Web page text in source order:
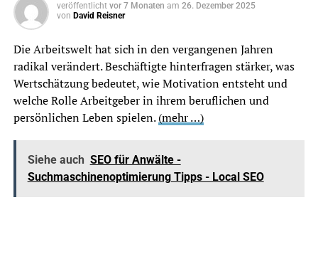
Sichtbarkeitsfaktor.
Bewertungen
schaffen Vertrauen und können die
Entscheidung für einen Betrieb stark
beeinflussen.
Lokale
Leistungsseiten
Jede wichtige Leistung sollte klar erklärt
werden: mit Ort, Problem, Lösung, Ablauf,
Vertrauen
Meisterbetrieb, Referenzen, Fotos, echte
Ansprechpartner, Zertifikate und
transparente Angaben sind für
veröffentlicht vor 7 Monaten am 26. Dezember 2025
von David Reisner
Die Arbeitswelt hat sich in den vergangenen Jahren
radikal verändert. Beschäftigte hinterfragen stärker, was
Wertschätzung bedeutet, wie Motivation entsteht und
welche Rolle Arbeitgeber in ihrem beruflichen und
persönlichen Leben spielen.(mehr …)
Siehe auch SEO für Anwälte -
Suchmaschinenoptimierung Tipps - Local SEO